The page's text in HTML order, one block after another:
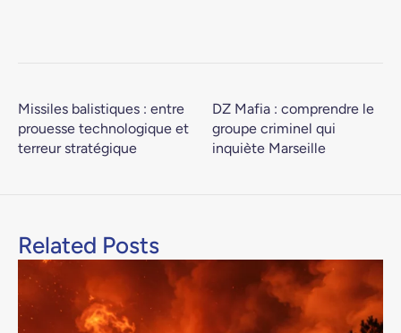
Missiles balistiques : entre
prouesse technologique et
terreur stratégique
DZ Mafia : comprendre le
groupe criminel qui
inquiète Marseille
Related Posts